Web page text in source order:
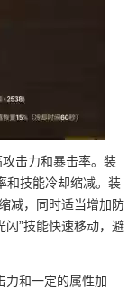
击力和暴击率。装
和技能冷却缩减。装
减，同时适当增加防
闪”技能快速移动，避
力和一定的属性加